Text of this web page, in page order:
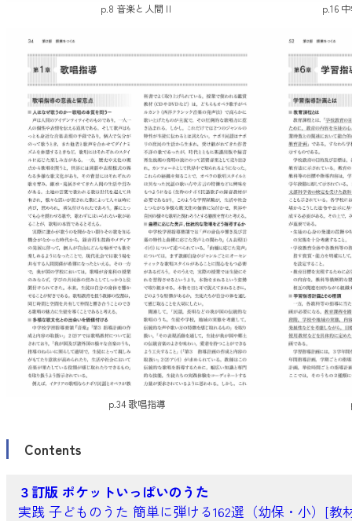
p.8 音楽と人間Ⅱ p.16
p.34 歌唱指導
Contents
３訂版 ポケットいっぱいのうた
実践 子どものうた 簡単に弾ける162選（幼保・小）[教